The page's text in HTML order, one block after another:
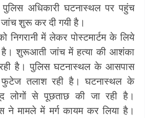
अधिकारी घटनास्थल पर पहुंच
शुरू कर दी गयी है।
निगरानी में लेकर पोस्टमार्टम के लिये
है। शुरूआती जांच में हत्या की आशंका
है। पुलिस घटनास्थल के आसपास
तलाश रही है। घटनास्थल के
लोगों से पूछताछ की जा रही है।
ने मामले में मर्ग कायम कर लिया है।